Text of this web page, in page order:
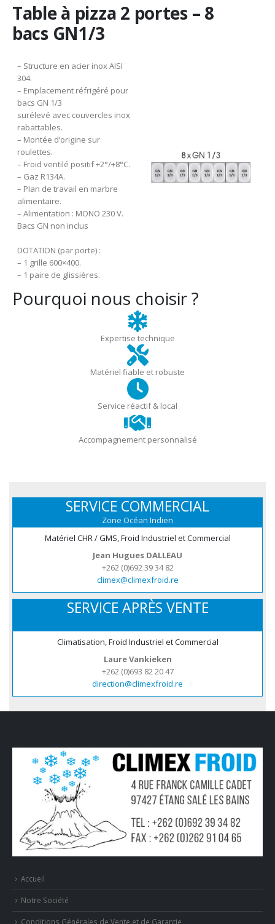
Table à pizza 2 portes – 8
bacs GN1/3
– Structure en acier inox AISI
304.
– Emplacement réfrigéré pour
bacs GN 1/3
surélevé avec couvercles inox
rabattables.
– Montée d’origine sur
roulettes.
– Froid ventilé positif +2°/+8°C.
– Gaz R134A.
– Plan de travail en marbre
alimentaire.
– Alimentation : MONO 230 V.
Bacs GN non inclus
DOTATION (par porte) :
– 1 grille 600×400.
– 1 paire de glissières.
Pourquoi nous choisir ?
Expertise technique
Matériel fiable et robuste
Service réactif & local
Accompagnement personnalisé
SERVICE COMMERCIAL
Zone Océan Indien
Matériel CHR / GMS, Froid Industriel et Commercial
Jean Hugues DALLEAU
+262 (0)692 39 34 82
climex@climexfroid.re
SERVICE APRÈS VENTE
Climatisation, Froid Industriel et Commercial
Laure Vankieken
+262 (0)693 82 20 47
direction@climexfroid.re
Accueil
Notre Société
Conditions Générales de Vente et de Garantie